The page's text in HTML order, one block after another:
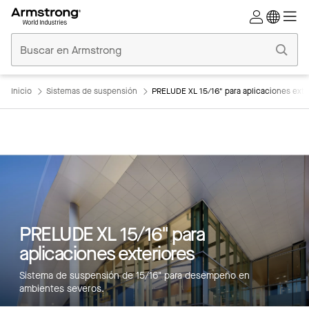
Comerciales
Inicio
Inicio Sistemas de suspensión PRELUDE XL 15/16" para aplicaciones
PRELUDE XL 15/16" para
aplicaciones exteriores
Sistema de suspensión de 15/16" para desempeño en
ambientes severos.
Características principales
Bandera
Productos
Integraciones
Inspiración